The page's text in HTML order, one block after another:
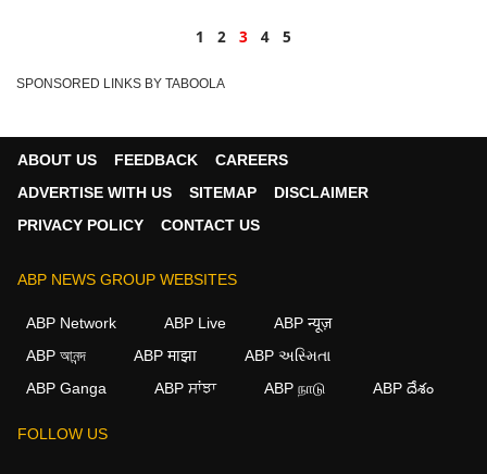
1 2 3 4 5
SPONSORED LINKS BY TABOOLA
ABOUT US FEEDBACK
CAREERS
ADVERTISE WITH US
SITEMAP
DISCLAIMER
PRIVACY POLICY
CONTACT US
ABP NEWS GROUP WEBSITES
ABP Network ABP Live
ABP न्यूज़
ABP আনন্দ
ABP माझा
ABP અસ્મિતા
ABP Ganga
ABP ਸਾਂਝਾ ABP நாடு ABP దేశం
FOLLOW US
We use cookies to improve your experience, analyze